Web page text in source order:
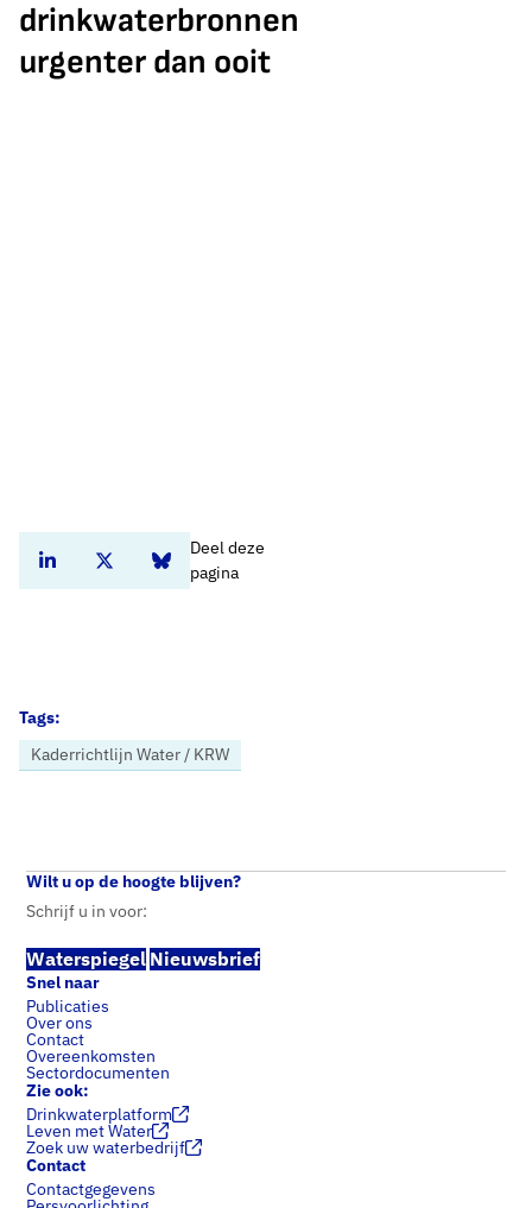
Home Nieuws
drinkwaterbronnen
urgenter dan ooit
Deel deze
pagina
Deel dit artikel op Linkedin
Deel dit artikel op Twitter
Deel dit artikel op Bluesky
Tags:
Kaderrichtlijn Water / KRW
Wilt u op de hoogte blijven?
Schrijf u in voor:
Waterspiegel Nieuwsbrief
Snel naar
Publicaties
Over ons
Contact
Overeenkomsten
Sectordocumenten
Zie ook:
Drinkwaterplatform
Leven met Water
Zoek uw waterbedrijf
Contact
Contactgegevens